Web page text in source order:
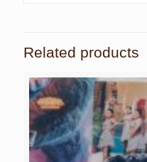
Related products